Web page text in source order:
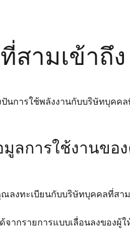
ามเข้าถึง
การใช้พลังงานกับบริษัทบุคค
ลการใช้งานขอ
งทะเบียนกับบริษัทบุคคลที่สาม
กรายการแบบเลื่อนลงของผู้ใ